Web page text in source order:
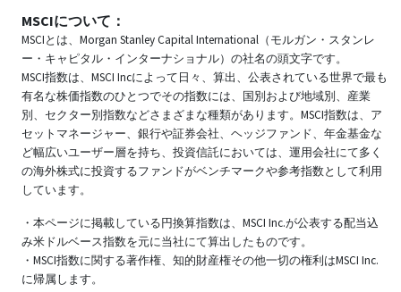
MSCIについて：
MSCIとは、Morgan Stanley Capital International（モルガン・スタンレ
ー・キャピタル・インターナショナル）の社名の頭文字です。
MSCI指数は、MSCI Incによって日々、算出、公表されている世界で最も
有名な株価指数のひとつでその指数には、国別および地域別、産業
別、セクター別指数などさまざまな種類があります。MSCI指数は、ア
セットマネージャー、銀行や証券会社、ヘッジファンド、年金基金な
ど幅広いユーザー層を持ち、投資信託においては、運用会社にて多く
の海外株式に投資するファンドがベンチマークや参考指数として利用
しています。
・本ページに掲載している円換算指数は、MSCI Inc.が公表する配当込
み米ドルベース指数を元に当社にて算出したものです。
・MSCI指数に関する著作権、知的財産権その他一切の権利はMSCI Inc.
に帰属します。